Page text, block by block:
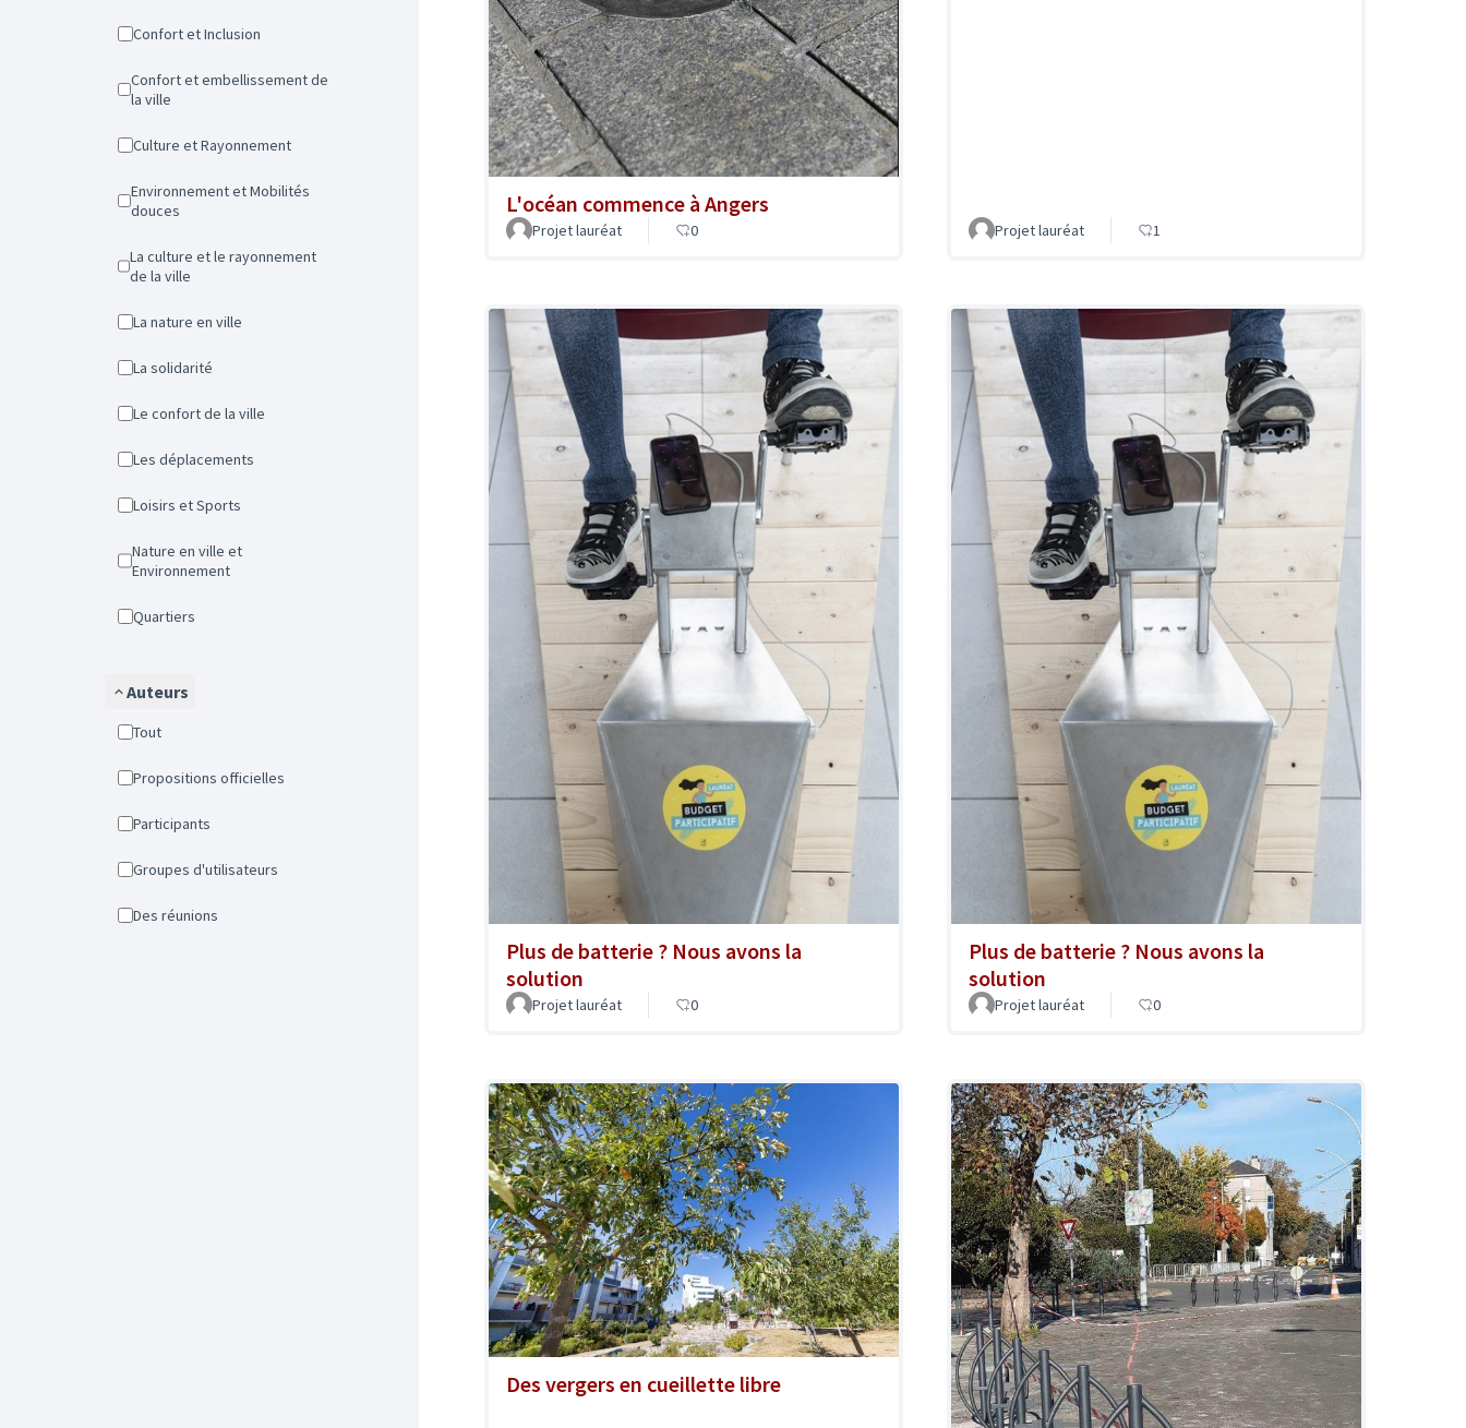
Confort et Inclusion
Confort et embellissement de
la ville
Culture et Rayonnement
Environnement et Mobilités
douces
La culture et le rayonnement
de la ville
La nature en ville
La solidarité
Le confort de la ville
Les déplacements
Loisirs et Sports
Nature en ville et
Environnement
Quartiers
Auteurs
Tout
Propositions officielles
Participants
Groupes d'utilisateurs
Des réunions
L'océan commence à Angers
Projet lauréat 0 Projet lauréat 1
Plus de batterie ? Nous avons la
solution
Projet lauréat 0
Plus de batterie ? Nous avons la
solution
Projet lauréat 0
Des vergers en cueillette libre